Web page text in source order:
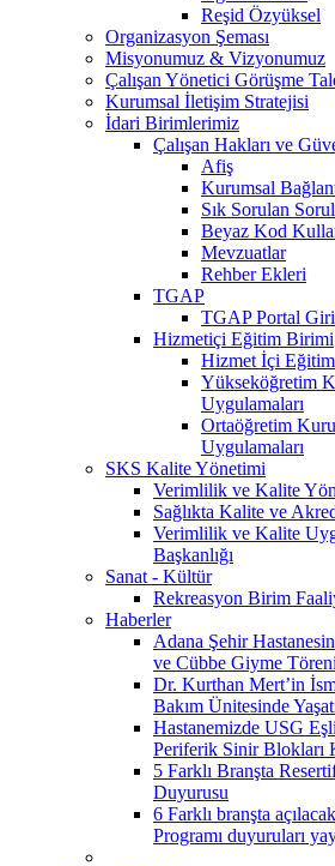
Reşid Özyüksel
Organizasyon Şeması
Misyonumuz & Vizyonumuz
Çalışan Yönetici Görüşme
Kurumsal İletişim Stratejisi
İdari Birimlerimiz
Çalışan Hakları ve
Afiş
Kurumsal
Sık Sorulan
Beyaz Kod
Mevzuatlar
Rehber Ekleri
TGAP
TGAP Portal
Hizmetiçi Eğitim Birimi
Hizmet İçi Eğitim
Yükseköğretim
Uygulamaları
Ortaöğretim
Uygulamaları
SKS Kalite Yönetimi
Verimlilik ve Kalite
Sağlıkta Kalite ve
Verimlilik ve Kalite
Başkanlığı
Sanat - Kültür
Rekreasyon Birim
Haberler
Adana Şehir
ve Cübbe Giyme
Dr. Kurthan Mert’in
Bakım Ünitesinde
Hastanemizde USG
Periferik Sinir Blokları
5 Farklı Branşta
Duyurusu
6 Farklı branşta
Programı duyuruları